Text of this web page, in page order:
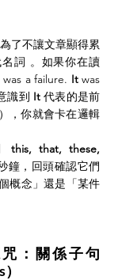
了不讓文章顯得累
詞 。如果你在讀
a failure. It was
識到 It 代表的是前
，你就會卡在邏輯
this, that, these,
鐘，回頭確認它們
概念」還是「某件
：關係子句